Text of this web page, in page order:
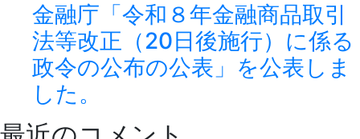
金融庁「令和８年金融商品取引
法等改正（20日後施行）に係る
政令の公布の公表」を公表しま
した。